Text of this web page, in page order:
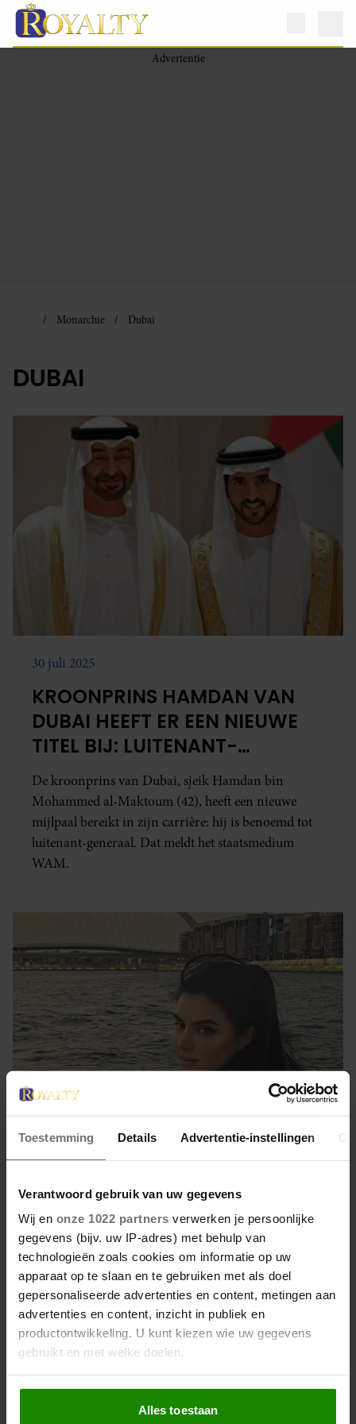
Toestemming Details Advertentie-instellingen
Verantwoord gebruik van uw gegevens
Wij en onze 1022 partners verwerken je persoonlijke
gegevens (bijv. uw IP-adres) met behulp van
technologieën zoals cookies om informatie op uw
apparaat op te slaan en te gebruiken met als doel
gepersonaliseerde advertenties en content, metingen aan
advertenties en content, inzicht in publiek en
productontwikkeling. U kunt kiezen wie uw gegevens
gebruikt en met welke doelen.
Als u het toestaat, willen we ook graag:
Informatie verzamelen over uw geografische
Alles toestaan
Monarchie Dubai
DUBAI
30 juli 2025
KROONPRINS HAMDAN VAN
DUBAI HEEFT ER EEN NIEUWE
TITEL BIJ: LUITENANT-
GENERAAL
De kroonprins van Dubai, sjeik Hamdan bin
Mohammed al-Maktoum (42), heeft een nieuwe
mijlpaal bereikt in zijn carrière: hij is benoemd tot
luitenant-generaal. Dat meldt het staatsmedium
WAM.
24 februari 2025
DÍT IS HOE PRINSES MAHRA
VAN DUBAI HAAR EIGEN PAD
KIEST NA HAAR
SPRAAKMAKENDE SCHEIDING
In 2024 brak prinses Mahra van Dubai (30) het
internet met een niet te missen boodschap aan haar
ontrouwe echtgenoot: 'Ik ga van je scheiden, ik ga
van je scheiden, ik ga van je scheiden.' Haar vader,
emir Mohammed bin Rasjid Al Maktoum (75), gaf
Mahra liet er geen gras over groeien. Maar hoe ziet